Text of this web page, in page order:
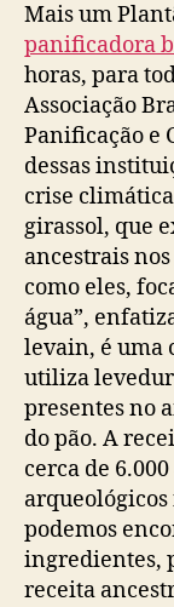
Mais um
panificadora
horas, para
Associação
Panificação e
dessas
crise
girassol, que
ancestrais
como eles,
água”,
levain, é uma
utiliza
presentes no
do pão. A
cerca de
podemos
ingredientes,
receita